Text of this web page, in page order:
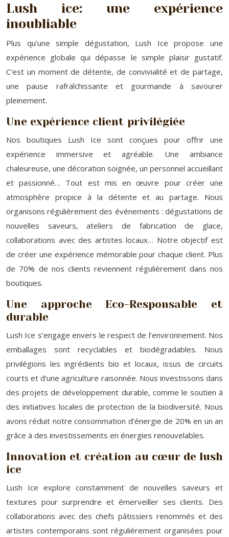
Lush ice: une expérience
inoubliable
Plus qu’une simple dégustation, Lush Ice propose une
expérience globale qui dépasse le simple plaisir gustatif.
C’est un moment de détente, de convivialité et de partage,
une pause rafraîchissante et gourmande à savourer
pleinement.
Une expérience client privilégiée
Nos boutiques Lush Ice sont conçues pour offrir une
expérience immersive et agréable. Une ambiance
chaleureuse, une décoration soignée, un personnel accueillant
et passionné… Tout est mis en œuvre pour créer une
atmosphère propice à la détente et au partage. Nous
organisons régulièrement des événements : dégustations de
nouvelles saveurs, ateliers de fabrication de glace,
collaborations avec des artistes locaux… Notre objectif est
de créer une expérience mémorable pour chaque client. Plus
de 70% de nos clients reviennent régulièrement dans nos
boutiques.
Une approche Eco-Responsable et
durable
Lush Ice s’engage envers le respect de l’environnement. Nos
emballages sont recyclables et biodégradables. Nous
privilégions les ingrédients bio et locaux, issus de circuits
courts et d’une agriculture raisonnée. Nous investissons dans
des projets de développement durable, comme le soutien à
des initiatives locales de protection de la biodiversité. Nous
avons réduit notre consommation d’énergie de 20% en un an
grâce à des investissements en énergies renouvelables.
Innovation et création au cœur de lush
ice
Lush Ice explore constamment de nouvelles saveurs et
textures pour surprendre et émerveiller ses clients. Des
collaborations avec des chefs pâtissiers renommés et des
artistes contemporains sont régulièrement organisées pour